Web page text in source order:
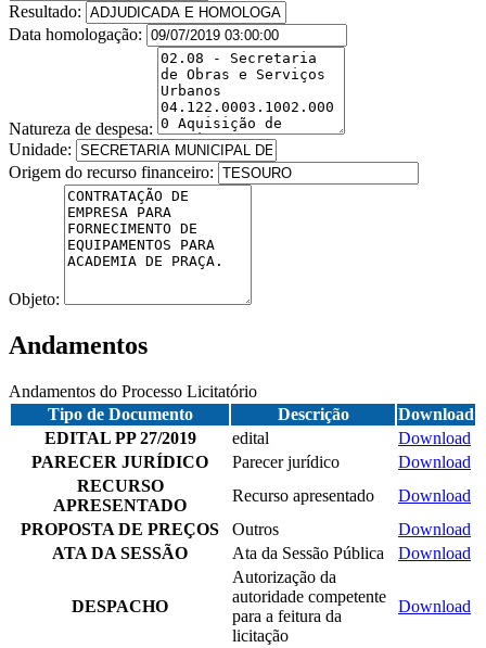
Resultado:
Data homologação:
Natureza de despesa:
Unidade:
Origem do recurso financeiro:
Objeto:
Andamentos
Andamentos do Processo Licitatório
Tipo de Documento
Descrição
Download
EDITAL PP 27/2019
edital
Download
PARECER JURÍDICO
Parecer jurídico
Download
RECURSO
APRESENTADO
Recurso apresentado
Download
PROPOSTA DE PREÇOS
Outros
Download
ATA DA SESSÃO
Ata da Sessão Pública Download
DESPACHO
Autorização da
autoridade competente
para a feitura da
licitação
Download